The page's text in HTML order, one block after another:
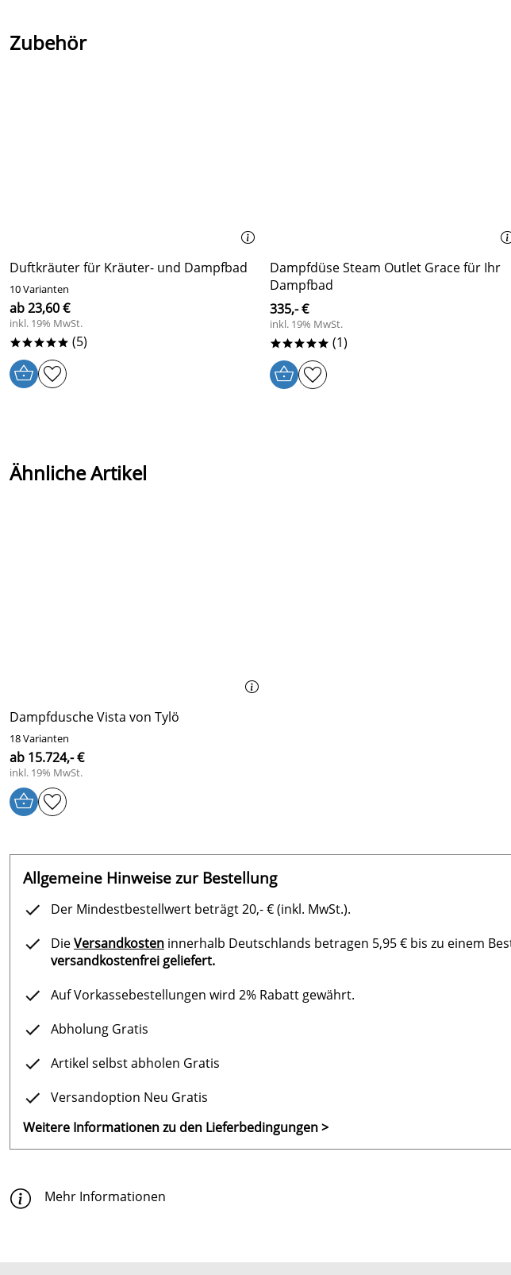
Zubehör
Duftkräuter für Kräuter- und Dampfbad
10 Varianten
ab 23,60 €
inkl. 19% MwSt.
***** (5)
Dampfdüse Steam Outlet Grace für Ihr
Dampfbad
335,- €
inkl. 19% MwSt.
***** (1)
Ähnliche Artikel
Dampfdusche Vista von Tylö
18 Varianten
ab 15.724,- €
inkl. 19% MwSt.
Allgemeine Hinweise zur Bestellung
Der Mindestbestellwert beträgt 20,- € (inkl. MwSt.).
DieVersandkosten innerhalb Deutschlands betragen 5,95 € bis zu einem
versandkostenfrei geliefert.
Auf Vorkassebestellungen wird 2% Rabatt gewährt.
Abholung Gratis
Artikel selbst abholen Gratis
Versandoption Neu Gratis
Weitere Informationen zu den Lieferbedingungen >
Mehr Informationen